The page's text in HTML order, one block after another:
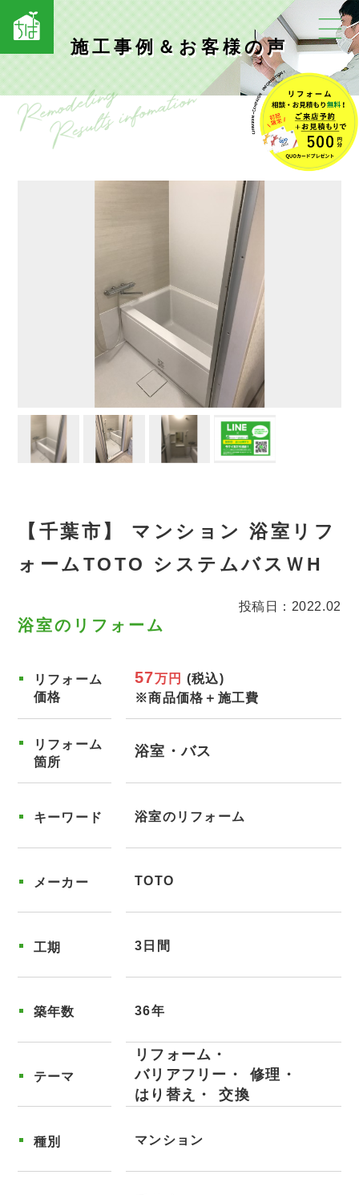
施工事例＆お客様の声
【千葉市】 マンション 浴室リフ
ォームTOTO システムバスＷH
投稿日：2022.02
浴室のリフォーム
リフォーム
価格
57万円 (税込)
※商品価格＋施工費
リフォーム
箇所
浴室・バス
キーワード 浴室のリフォーム
メーカー TOTO
工期 3日間
築年数 36年
テーマ
リフォーム
バリアフリー
修理
はり替え
交換
種別 マンション